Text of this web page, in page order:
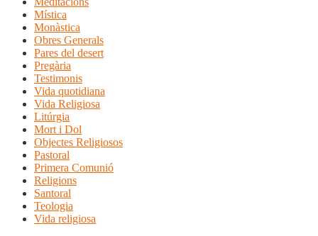
Mística
Monàstica
Obres Generals
Pares del desert
Pregària
Testimonis
Vida quotidiana
Vida Religiosa
Litúrgia
Mort i Dol
Objectes Religiosos
Pastoral
Primera Comunió
Religions
Santoral
Teologia
Vida religiosa